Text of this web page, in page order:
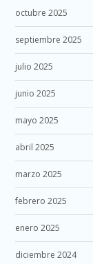
octubre 2025
septiembre 2025
julio 2025
junio 2025
mayo 2025
abril 2025
marzo 2025
febrero 2025
enero 2025
diciembre 2024